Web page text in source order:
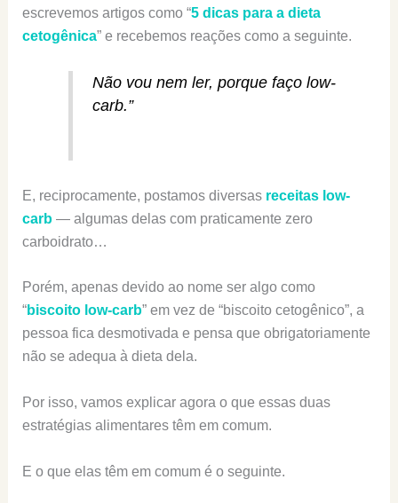
escrevemos artigos como “5 dicas para a dieta
cetogênica” e recebemos reações como a seguinte.
Não vou nem ler, porque faço low-
carb.”
E, reciprocamente, postamos diversas receitas low-
carb— algumas delas com praticamente zero
carboidrato…
Porém, apenas devido ao nome ser algo como
“biscoito low-carb” em vez de “biscoito cetogênico”, a
pessoa fica desmotivada e pensa que obrigatoriamente
não se adequa à dieta dela.
Por isso, vamos explicar agora o que essas duas
estratégias alimentares têm em comum.
E o que elas têm em comum é o seguinte.